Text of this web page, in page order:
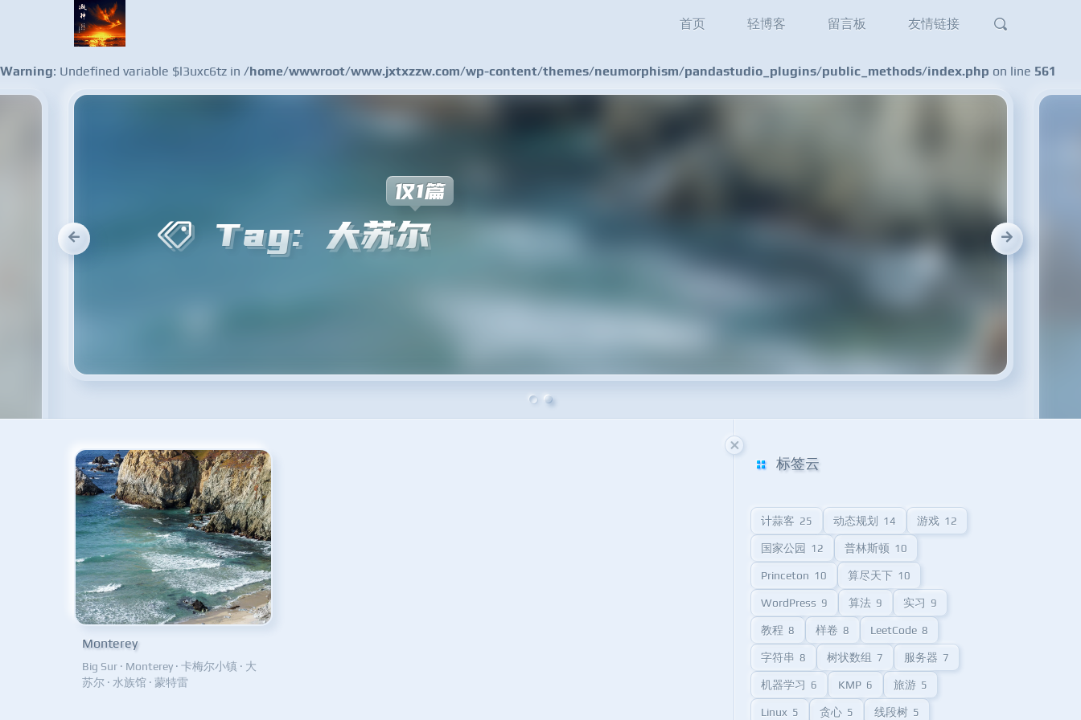
首页 轻博客 留言板 友情链接
Warning: Undefined variable $l3uxc6tz in /home/wwwroot/www.jxtxzzw.com/wp-content/themes/neumorphism/pandastudio_plugins/public_methods/index.php on line 561
Monterey
Big Sur · Monterey · 卡梅尔小镇 · 大
苏尔 · 水族馆 · 蒙特雷
标签云
计蒜客 25 动态规划 14 游戏 12
国家公园 12 普林斯顿 10
Princeton 10 算尽天下 10
WordPress 9 算法 9 实习 9
教程 8 样卷 8 LeetCode 8
字符串 8 树状数组 7 服务器 7
机器学习 6 KMP 6 旅游 5
Linux 5 贪心 5 线段树 5